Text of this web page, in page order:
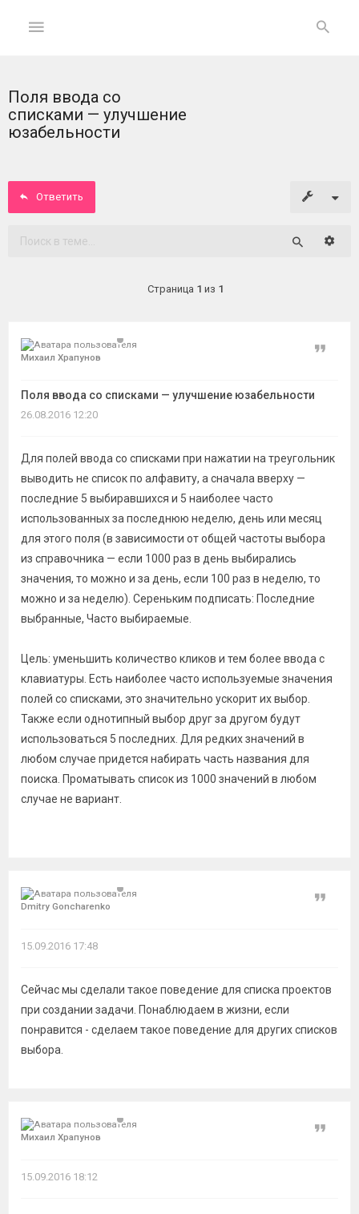
ГЛАВНАЯ
На
Вход
ФОРУМ
Активные
Поля ввода со
списками — улучшение
юзабельности
Ответить
Страница 1 из 1
Михаил Храпунов
Поля ввода со списками — улучшение юзабельности
Цитата
26.08.2016 12:20
Для полей ввода со списками при нажатии на треугольник
выводить не список по алфавиту, а сначала вверху —
последние 5 выбиравшихся и 5 наиболее часто
использованных за последнюю неделю, день или месяц
для этого поля (в зависимости от общей частоты выбора
из справочника — если 1000 раз в день выбирались
значения, то можно и за день, если 100 раз в неделю, то
можно и за неделю). Сереньким подписать: Последние
выбранные, Часто выбираемые.
Цель: уменьшить количество кликов и тем более ввода с
клавиатуры. Есть наиболее часто используемые значения
полей со списками, это значительно ускорит их выбор.
Также если однотипный выбор друг за другом будут
использоваться 5 последних. Для редких значений в
любом случае придется набирать часть названия для
поиска. Проматывать список из 1000 значений в любом
случае не вариант.
Dmitry Goncharenko
Цитата
15.09.2016 17:48
Сейчас мы сделали такое поведение для списка проектов
при создании задачи. Понаблюдаем в жизни, если
понравится - сделаем такое поведение для других списков
выбора.
Михаил Храпунов
Цитата
15.09.2016 18:12